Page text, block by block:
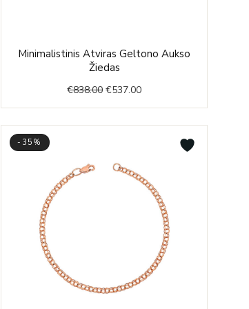
Minimalistinis Atviras Geltono Aukso
Žiedas
€838.00
price
€838.00.
€537.00
price
€537.00.
-35%